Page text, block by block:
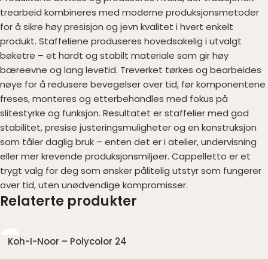
trearbeid kombineres med moderne produksjonsmetoder
for å sikre høy presisjon og jevn kvalitet i hvert enkelt
produkt. Staffeliene produseres hovedsakelig i utvalgt
bøketre – et hardt og stabilt materiale som gir høy
bæreevne og lang levetid. Treverket tørkes og bearbeides
nøye for å redusere bevegelser over tid, før komponentene
freses, monteres og etterbehandles med fokus på
slitestyrke og funksjon. Resultatet er staffelier med god
stabilitet, presise justeringsmuligheter og en konstruksjon
som tåler daglig bruk – enten det er i atelier, undervisning
eller mer krevende produksjonsmiljøer. Cappelletto er et
trygt valg for deg som ønsker pålitelig utstyr som fungerer
over tid, uten unødvendige kompromisser.
Relaterte produkter
Koh-I-Noor – Polycolor 24